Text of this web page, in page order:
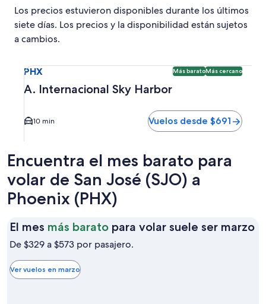
Los precios estuvieron disponibles durante los últimos
siete días. Los precios y la disponibilidad están sujetos
a cambios.
PHX Más baratoMás cercano
A. Internacional Sky Harbor
10 min Vuelos desde $691
Encuentra el mes barato para
volar de San José (SJO) a
Phoenix (PHX)
El mes más barato para volar suele ser marzoEl
De $329 a $573 por pasajero.
Ver vuelos en marzo